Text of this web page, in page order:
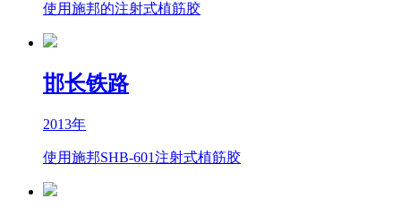
使用施邦的注射式植筋胶
邯长铁路
2013年
使用施邦SHB-601注射式植筋胶